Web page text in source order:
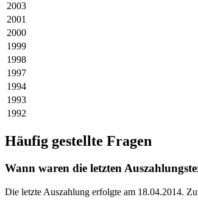
2003
2001
2000
1999
1998
1997
1994
1993
1992
Häufig gestellte Fragen
Wann waren die letzten
Die letzte Auszahlung erfolgte am 18.04.2014.